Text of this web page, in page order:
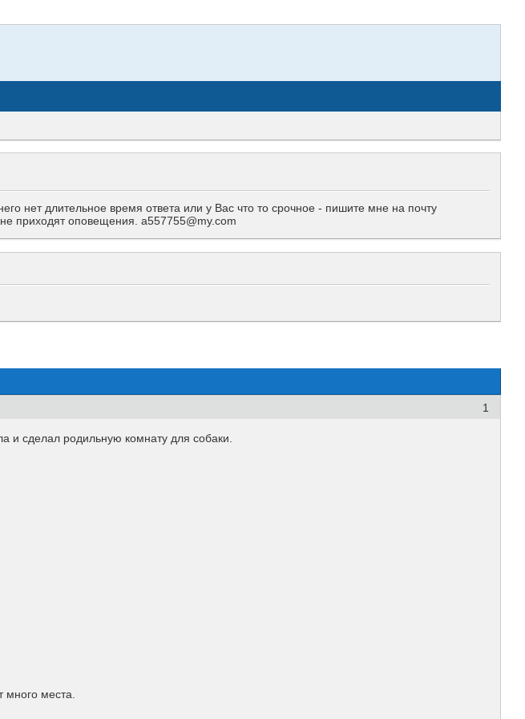
нет длительное время ответа или у Вас что то срочное - пишите мне на почту
приходят оповещения. a557755@my.com
1
и сделал родильную комнату для собаки.
много места.